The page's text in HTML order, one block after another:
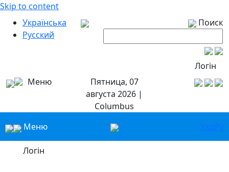
Skip to content
Українська
Русский
Поиск
Логін
Меню
Пятница, 07
августа 2026 |
Columbus
Меню
УкрРу
Логін